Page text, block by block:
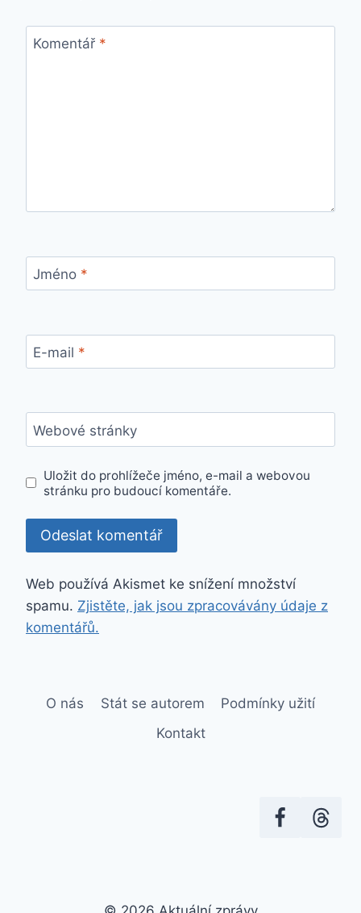
Komentář *
Jméno *
E-mail *
Webové stránky
Uložit do prohlížeče jméno, e-mail a webovou
stránku pro budoucí komentáře.
Web používá Akismet ke snížení množství
spamu. Zjistěte, jak jsou zpracovávány údaje z
komentářů.
O nás Stát se autorem
Podmínky užití
Kontakt